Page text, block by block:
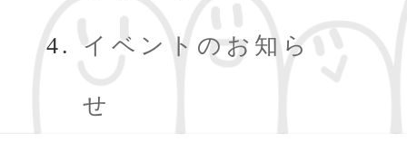
イベントのお知ら
せ